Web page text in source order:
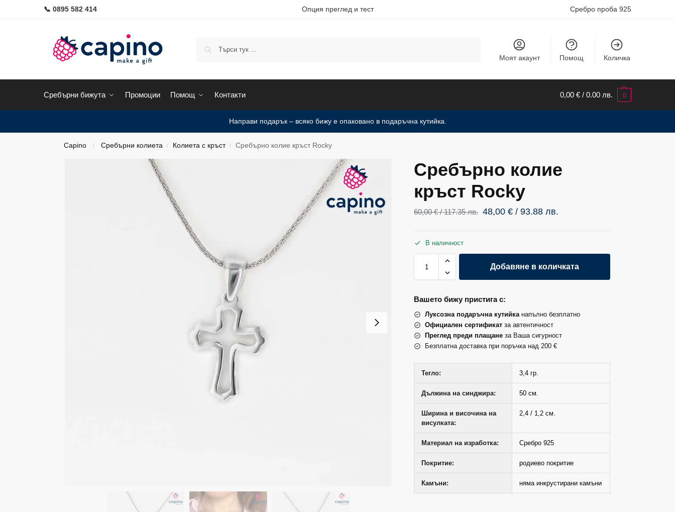
📞 0895 582 414 Опция преглед и тест Сребро проба 925
Моят акаунт Помощ Количка
Сребърни бижута Промоции Помощ Контакти 0,00 € / 0.00 лв. 0
Направи подарък – всяко бижу е опаковано в подаръчна кутийка.
Capino / Сребърни колиета / Колиета с кръст / Сребърно колие кръст Rocky
Сребърно колие
кръст Rocky
60,00€ / 117.35 лв. 48,00€ / 93.88 лв.
В наличност
Добавяне в количката
Вашето бижу пристига с:
Луксозна подаръчна кутийка напълно безплатно
Официален сертификат за автентичност
Преглед преди плащане за Ваша сигурност
Безплатна доставка при поръчка над 200 €
Тегло: 3,4 гр.
Дължина на синджира: 50 см.
Ширина и височина на
висулката:
2,4 / 1,2 см.
Материал на изработка: Сребро 925
Покритие: родиево покритие
Камъни: няма инкрустирани камъни